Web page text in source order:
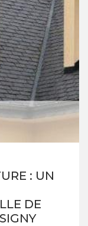
: UN
DE